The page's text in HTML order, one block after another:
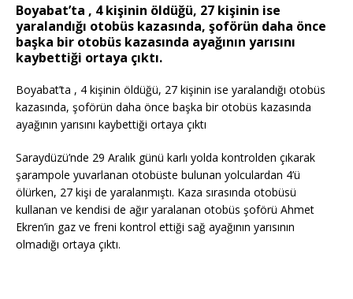
Boyabat’ta , 4 kişinin öldüğü, 27 kişinin ise
yaralandığı otobüs kazasında, şoförün daha önce
başka bir otobüs kazasında ayağının yarısını
kaybettiği ortaya çıktı.
Boyabat’ta , 4 kişinin öldüğü, 27 kişinin ise yaralandığı otobüs
kazasında, şoförün daha önce başka bir otobüs kazasında
ayağının yarısını kaybettiği ortaya çıktı
Saraydüzü’nde 29 Aralık günü karlı yolda kontrolden çıkarak
şarampole yuvarlanan otobüste bulunan yolculardan 4’ü
ölürken, 27 kişi de yaralanmıştı. Kaza sırasında otobüsü
kullanan ve kendisi de ağır yaralanan otobüs şoförü Ahmet
Ekren’in gaz ve freni kontrol ettiği sağ ayağının yarısının
olmadığı ortaya çıktı.